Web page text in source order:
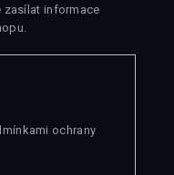
zasílat informace
ochrany